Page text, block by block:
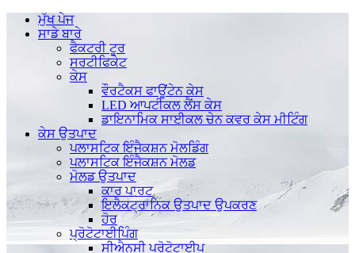
ਮੁੱਖ ਪੇਜ
ਸਾਡੇ ਬਾਰੇ
ਫੈਕਟਰੀ ਟੂਰ
ਸਰਟੀਫਿਕੇਟ
ਕੇਸ
ਵੌਰਟੈਕਸ ਫਾਊਂਟੇਨ ਕੇਸ
LED ਆਪਟੀਕਲ ਲੈਂਸ ਕੇਸ
ਡਾਇਨਾਮਿਕ ਸਾਈਕਲ ਚੇਨ ਕਵਰ ਕੇਸ ਮੀਟਿੰਗ
ਕੇਸ ਉਤਪਾਦ
ਪਲਾਸਟਿਕ ਇੰਜੈਕਸ਼ਨ ਮੋਲਡਿੰਗ
ਪਲਾਸਟਿਕ ਇੰਜੈਕਸ਼ਨ ਮੋਲਡ
ਮੋਲਡ ਉਤਪਾਦ
ਕਾਰ ਪਾਰਟ
ਇਲੈਕਟ੍ਰਾਨਿਕ ਉਤਪਾਦ ਉਪਕਰਣ
ਹੋਰ
ਪ੍ਰੋਟੋਟਾਈਪਿੰਗ
ਸੀਐਨਸੀ ਪ੍ਰੋਟੋਟਾਈਪ